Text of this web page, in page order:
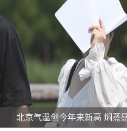
北京气温创今年来新高 焖蒸